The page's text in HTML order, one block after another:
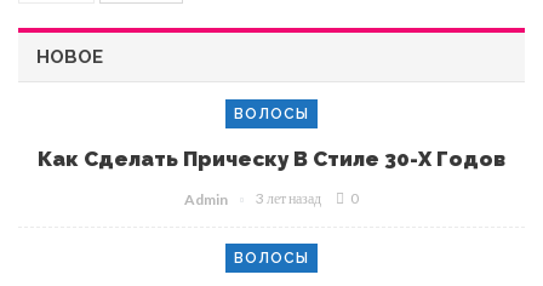
НОВОЕ
ВОЛОСЫ
Как Сделать Прическу В Стиле 30-Х Годов
Admin 3 лет назад 0
ВОЛОСЫ